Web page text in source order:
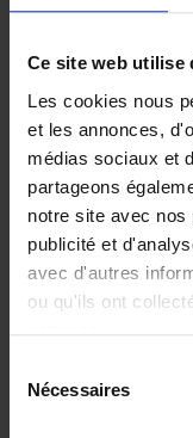
Ce site web utilise
Les cookies nous
et les annonces,
médias sociaux et
partageons
notre site avec
publicité et
avec d'autres
ou qu'ils ont
Nécessaires